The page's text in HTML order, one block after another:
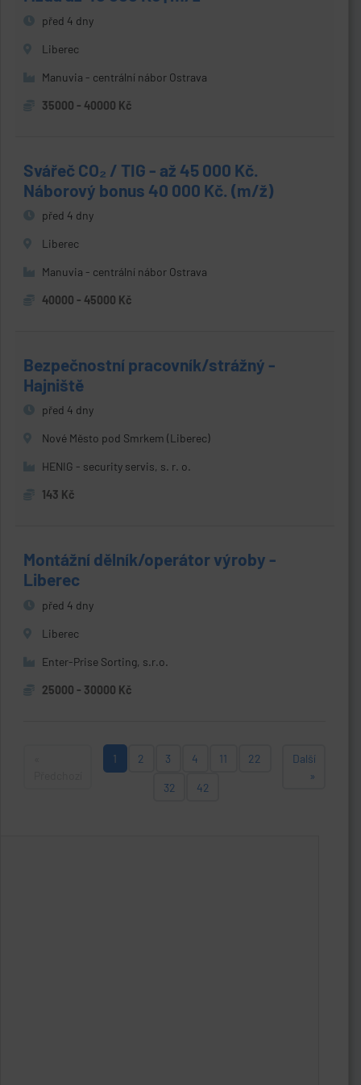
před 4 dny
Liberec
Manuvia - centrální nábor Ostrava
35000 - 40000 Kč
Svářeč CO₂ / TIG - až 45 000 Kč.
Náborový bonus 40 000 Kč. (m/ž)
před 4 dny
Liberec
Manuvia - centrální nábor Ostrava
40000 - 45000 Kč
Bezpečnostní pracovník/strážný -
Hajniště
před 4 dny
Nové Město pod Smrkem (Liberec)
HENIG - security servis, s. r. o.
143 Kč
Montážní dělník/operátor výroby -
Liberec
před 4 dny
Liberec
Enter-Prise Sorting, s.r.o.
25000 - 30000 Kč
1 2 3 4 11 22
32 42
Další
»